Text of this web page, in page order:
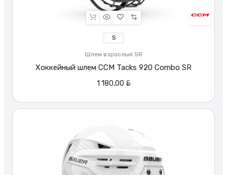
Беларуси.
S
Шлем взрослый SR
Хоккейный шлем CCM Tacks 920 Combo SR
1 180,00 BYN